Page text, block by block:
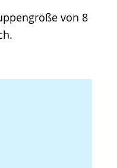
von 8